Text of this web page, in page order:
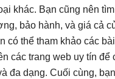
khác. Bạn cũng nên
bảo hành, và giá cả
có thể tham khảo các
các trang web uy tín
đa dạng. Cuối cùng,